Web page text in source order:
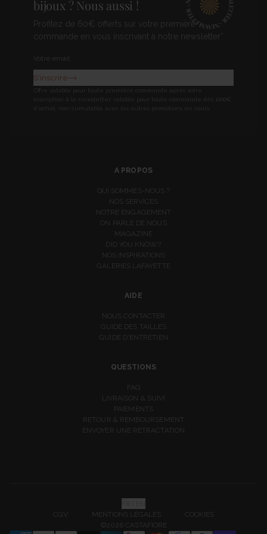
A PROPOS
QUI SOMMES-NOUS ?
NOS SERVICES
NOTRE ENGAGEMENT
ON PARLE DE NOUS
MAGAZINE
DID YOU KNOW?
NOS INSPIRATIONS
GALERIES LAFAYETTE
AIDE
NOUS CONTACTER
GUIDE DES TAILLES
GUIDE D'ENTRETIEN
QUESTIONS
FAQ
LIVRAISON & SUIVI
PAIEMENTS
RETOUR & REMBOURSEMENT
ENVOYER UNE RÉTRACTATION
bijoux ? Nous aussi !
Profitez de 60€ offerts sur votre première
commande en vous inscrivant à notre newsletter*.
S'inscrire
Offre valable pour toute première commande après votre
inscription à la newsletter, valable pour toute commande dès 1000€
d'achat, non cumulable avec les autres promotions en cours.
CGV
MENTIONS LÉGALES
COOKIES
©2026 CASTAFIORE